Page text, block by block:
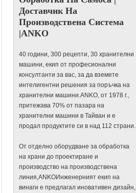
Машини и оборудване за
Croquetas
Машина и оборудване за
кристални кнедли
пуф
Машина и оборудване Dimsum
Машина и оборудване за
кнедли
Машина и оборудване за
яйчени рула
Eggroll машина и оборудване
Empanada машина и
оборудване
Esfiha машини и оборудване
Машина и оборудване за
Доставчик На
Производствена Система
|ANKO
40 години, 300 рецепти, 30 хранителни
машини, екип от професионални
консултанти за вас, за да вземете
интелигентни решения за поръчка на
хранителни машини.ANKO, от 1978 г.,
притежава 70% от пазара на
хранителни машини в Тайван и е
продал продуктите си в над 112 страни.
От отделно оборудване за обработка
на храни до проектиране и
производство на производствена
линия,ANKOИнженерният екип на
винаги е предлагал иновативен дизайн,